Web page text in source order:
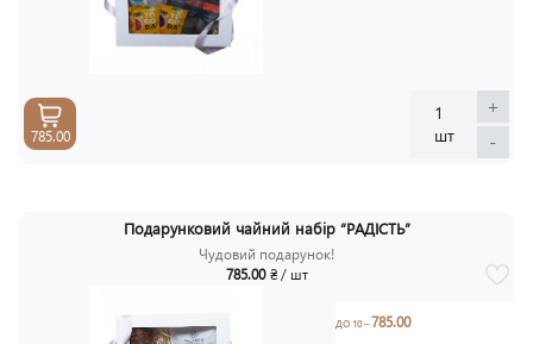
1
шт
+
-
785.00
Подарунковий чайний набір “РАДІСТЬ”
Чудовий подарунок!
785.00 ₴ / шт
ДО 10 –785.00